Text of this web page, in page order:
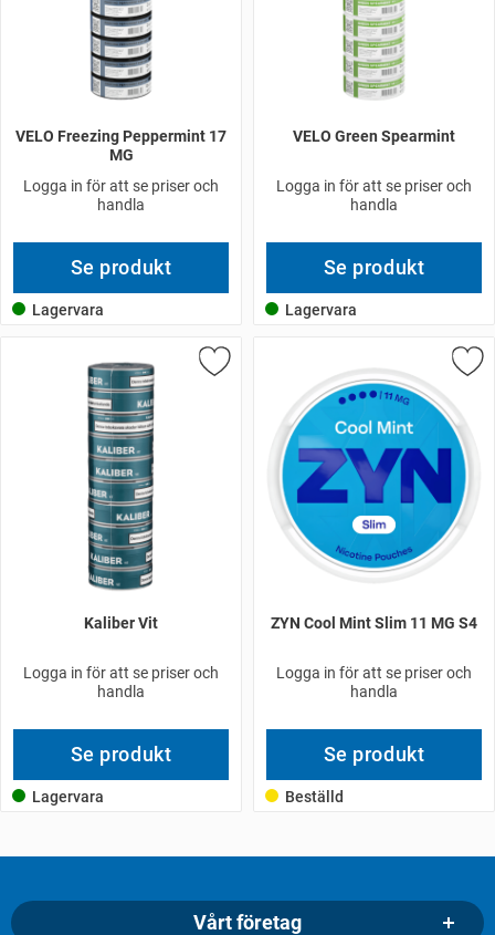
VELO Freezing Peppermint 17
MG
Logga in för att se priser och
handla
Se produkt
Lagervara
VELO Green Spearmint
Logga in för att se priser och
handla
Se produkt
Lagervara
Kaliber Vit
Logga in för att se priser och
handla
Se produkt
Lagervara
ZYN Cool Mint Slim 11 MG S4
Logga in för att se priser och
handla
Se produkt
Beställd
Vårt företag